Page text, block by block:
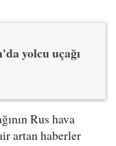
yolcu uçağı
Rus hava
artan haberler